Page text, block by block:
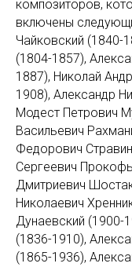
композиторов,
включены
Чайковский (1840-
(1804-1857),
1887), Николай
1908), Александр
Модест Петрович
Васильевич
Федорович
Сергеевич
Дмитриевич
Николаевич
Дунаевский (1900-
(1836-1910),
(1865-1936),